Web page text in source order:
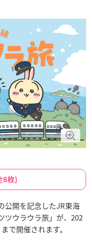
8枚)
公開を記念したJR東海
ツウラウラ旅」が、202
で開催されます。